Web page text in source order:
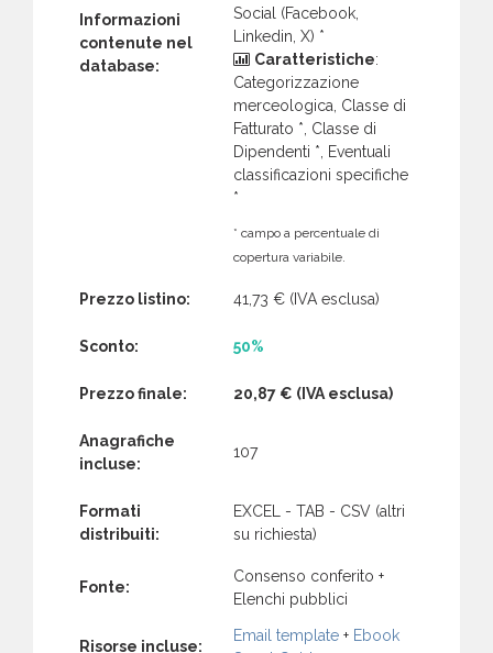
Informazioni
contenute nel
database:
Social (Facebook,
Linkedin, X) *
Caratteristiche:
Categorizzazione
merceologica, Classe di
Fatturato *, Classe di
Dipendenti *, Eventuali
classificazioni specifiche
*
* campo a percentuale di
copertura variabile.
Prezzo listino: 41,73 € (IVA esclusa)
Sconto: 50%
Prezzo finale: 20,87 € (IVA esclusa)
Anagrafiche
incluse:
107
Formati
distribuiti:
EXCEL - TAB - CSV (altri
su richiesta)
Fonte:
Consenso conferito +
Elenchi pubblici
Risorse incluse:
Email template + Ebook